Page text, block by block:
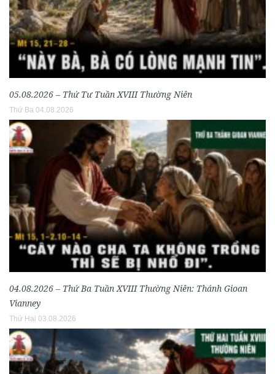
05.08.2026 – Thứ Tư Tuần XVIII Thường Niên
Thứ Ba 04.08.2026
04.08.2026 – Thứ Ba Tuần XVIII Thường Niên: Thánh Gioan
Vianney
Thứ Hai 03.08.2026